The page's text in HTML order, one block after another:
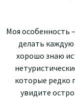
Моя особенность
делать
хорошо знаю
которые редко
увидите